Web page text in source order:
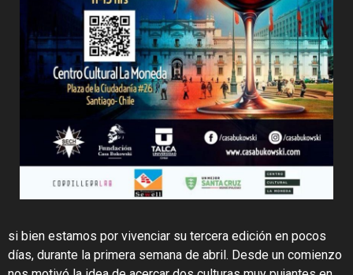
si bien estamos por vivenciar su tercera edición en pocos
días, durante la primera semana de abril. Desde un comienzo